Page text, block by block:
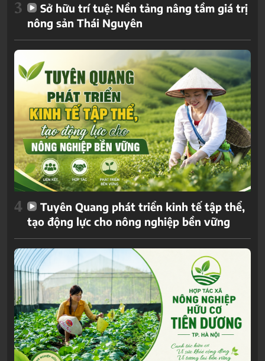
3
Sở hữu trí tuệ: Nền tảng nâng tầm giá trị
nông sản Thái Nguyên
4
Tuyên Quang phát triển kinh tế tập thể,
tạo động lực cho nông nghiệp bền vững